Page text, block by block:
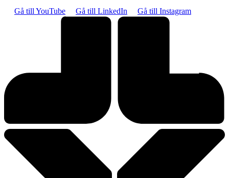
Gå till YouTube
Gå till LinkedIn Gå till Instagram